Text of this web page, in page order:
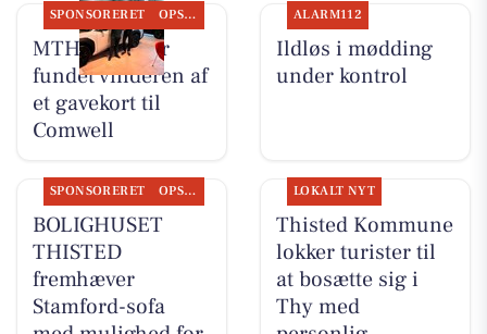
SPONSORERET OPSLAGSTAVLEN
MTH Biler har
fundet vinderen af
et gavekort til
Comwell
ALARM112
Ildløs i mødding
under kontrol
SPONSORERET OPSLAGSTAVLEN
BOLIGHUSET
THISTED
fremhæver
Stamford-sofa
LOKALT NYT
Thisted Kommune
lokker turister til
at bosætte sig i
Thy med